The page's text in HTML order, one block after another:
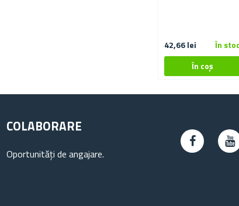
42,66 lei În stoc
COLABORARE
Oportunități de angajare.